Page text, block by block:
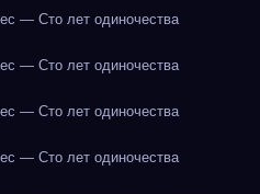
— Сто лет одиночества
— Сто лет одиночества
— Сто лет одиночества
— Сто лет одиночества